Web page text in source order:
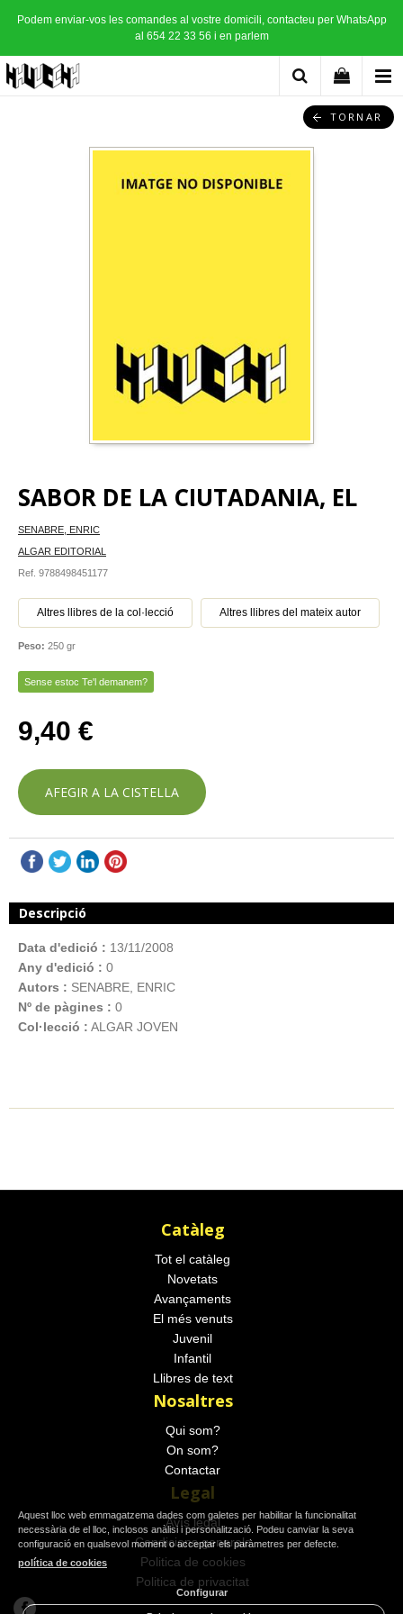
Podem enviar-vos les comandes al vostre domicili, contacteu per WhatsApp
al 654 22 33 56 i en parlem
TORNAR
SABOR DE LA CIUTADANIA, EL
SENABRE, ENRIC
ALGAR EDITORIAL
Ref. 9788498451177
Altres llibres de la col·lecció Altres llibres del mateix autor
Peso: 250 gr
Sense estoc Te'l demanem?
9,40 €
AFEGIR A LA CISTELLA
Descripció
Data d'edició : 13/11/2008
Any d'edició : 0
Autors : SENABRE, ENRIC
Nº de pàgines : 0
Col·lecció : ALGAR JOVEN
Catàleg
Tot el catàleg
Novetats
Avançaments
El més venuts
Juvenil
Infantil
Llibres de text
Nosaltres
Qui som?
On som?
Contactar
Legal
Avís legal
Condicions generals
Politica de cookies
Politica de privacitat
Aquest lloc web emmagatzema dades com galetes per habilitar la funcionalitat
necessària de el lloc, inclosos anàlisi i personalització. Podeu canviar la seva
configuració en qualsevol moment o acceptar els paràmetres per defecte.
política de cookies
Configurar